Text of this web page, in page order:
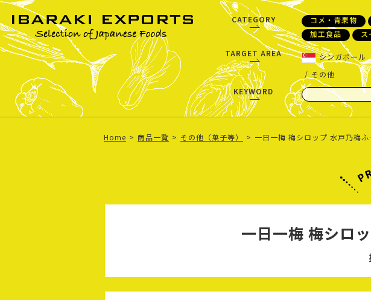
CATEGORY コメ・青果物
加工食品
TARGET AREA
シンガポール
その他
KEYWORD
Home 商品一覧 その他（菓子等） 一日一梅 梅シロップ 水戸乃梅
一日一梅 梅シロ